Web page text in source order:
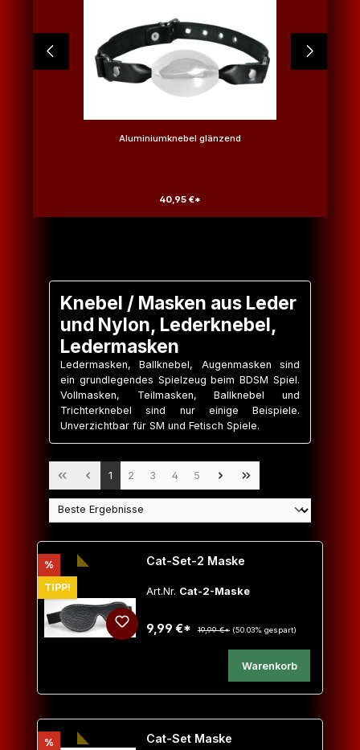
Aluminiumknebel glänzend
40,95 €*
Knebel / Masken aus Leder
und Nylon, Lederknebel,
Ledermasken
Ledermasken, Ballknebel, Augenmasken sind
ein grundlegendes Spielzeug beim BDSM Spiel.
Vollmasken, Teilmasken, Ballknebel und
Trichterknebel sind nur einige Beispiele.
Unverzichtbar für SM und Fetisch Spiele.
Seite
1 Seite
2 Seite
3 Seite
4 Seite
5
% Rabatt
TIPP!
Cat-Set-2 Maske
Art.Nr. Cat-2-Maske
9,99 €* 19,99 €* (50.03% gespart)
Warenkorb
% Rabatt
Cat-Set Maske